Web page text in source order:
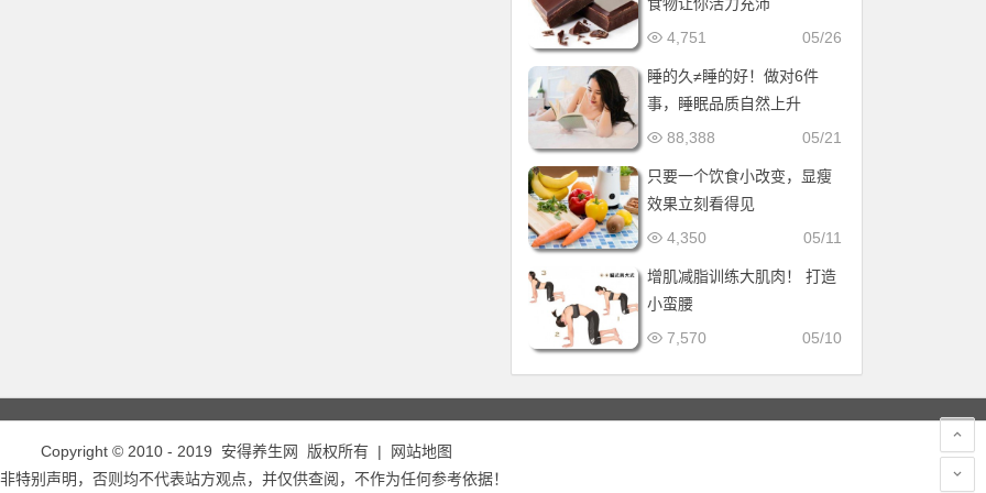
05/26
4,751
睡的久≠睡的好！做对6件
事，睡眠品质自然上升
05/21
88,388
只要一个饮食小改变，显瘦
效果立刻看得见
05/11
4,350
增肌减脂训练大肌肉！ 打造
小蛮腰
05/10
7,570
Copyright © 2010 - 2019 安得养生网 版权所有 |
网站地图
特别声明，否则均不代表站方观点，并仅供查阅，不作为任何参考依据！